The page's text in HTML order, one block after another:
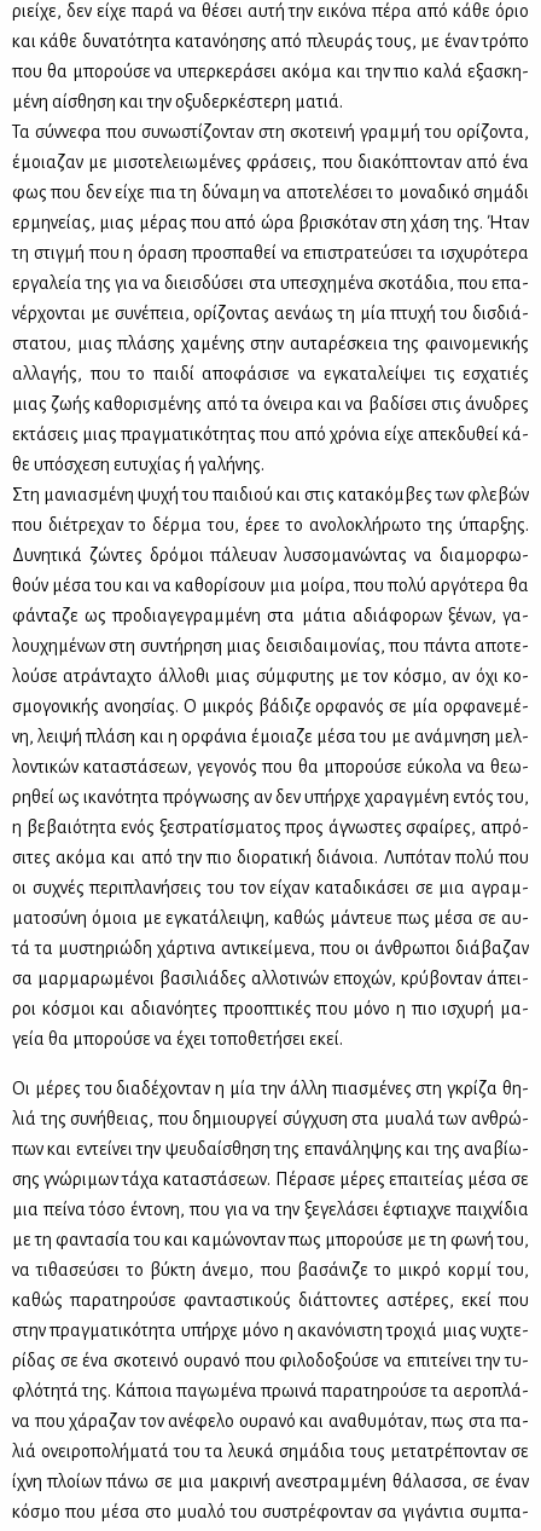
ριεί­χε, δεν εί­χε πα­ρά να θέ­σει αυ­τή την ει­κό­να πέ­ρα από κά­θε όριο
και κά­θε δυ­να­τό­τη­τα κα­τα­νό­η­σης από πλευ­ράς τους, με έναν τρό­πο
που θα μπο­ρού­σε να υπερ­κε­ρά­σει ακό­μα και την πιο κα­λά εξα­σκη­
μέ­νη αί­σθη­ση και την οξυ­δερ­κέ­στε­ρη μα­τιά.
Τα σύν­νε­φα που συ­νω­στί­ζο­νταν στη σκο­τει­νή γραμ­μή του ορί­ζο­ντα,
έμοια­ζαν με μι­σο­τε­λειω­μέ­νες φρά­σεις, που δια­κό­πτο­νταν από ένα
φως που δεν εί­χε πια τη δύ­να­μη να απο­τε­λέ­σει το μο­να­δι­κό ση­μά­δι
ερ­μη­νεί­ας, μιας μέ­ρας που από ώρα βρι­σκό­ταν στη χά­ση της. Ήταν
τη στιγ­μή που η όρα­ση προ­σπα­θεί να επι­στρα­τεύ­σει τα ισχυ­ρό­τε­ρα
ερ­γα­λεία της για να διεισ­δύ­σει στα υπε­σχη­μέ­να σκο­τά­δια, που επα­
νέρ­χο­νται με συ­νέ­πεια, ορί­ζο­ντας αε­νά­ως τη μία πτυ­χή του δισ­διά­
στα­του, μιας πλά­σης χα­μέ­νης στην αυ­τα­ρέ­σκεια της φαι­νο­με­νι­κής
αλ­λα­γής, που το παι­δί απο­φά­σι­σε να εγκα­τα­λεί­ψει τις εσχα­τιές
μιας ζω­ής κα­θο­ρι­σμέ­νης από τα όνει­ρα και να βα­δί­σει στις άνυ­δρες
εκτά­σεις μιας πραγ­μα­τι­κό­τη­τας που από χρό­νια εί­χε απεκ­δυ­θεί κά­
θε υπό­σχε­ση ευ­τυ­χί­ας ή γα­λή­νης.
Στη μα­νια­σμέ­νη ψυ­χή του παι­διού και στις κα­τα­κόμ­βες των φλε­βών
που διέ­τρε­χαν το δέρ­μα του, έρεε το ανο­λο­κλή­ρω­το της ύπαρ­ξης.
Δυ­νη­τι­κά ζώ­ντες δρό­μοι πά­λευαν λυσ­σο­μα­νώ­ντας να δια­μορ­φω­
θούν μέ­σα του και να κα­θο­ρί­σουν μια μοί­ρα, που πο­λύ αρ­γό­τε­ρα θα
φά­ντα­ζε ως προ­δια­γε­γραμ­μέ­νη στα μά­τια αδιά­φο­ρων ξέ­νων, γα­
λου­χη­μέ­νων στη συ­ντή­ρη­ση μιας δει­σι­δαι­μο­νί­ας, που πά­ντα απο­τε­
λού­σε ατρά­ντα­χτο άλ­λο­θι μιας σύμ­φυ­της με τον κό­σμο, αν όχι κο­
σμο­γο­νι­κής ανοη­σί­ας. Ο μι­κρός βά­δι­ζε ορ­φα­νός σε μία ορ­φα­νε­μέ­
νη, λει­ψή πλά­ση και η ορ­φά­νια έμοια­ζε μέ­σα του με ανά­μνη­ση μελ­
λο­ντι­κών κα­τα­στά­σε­ων, γε­γο­νός που θα μπο­ρού­σε εύ­κο­λα να θε­ω­
ρη­θεί ως ικα­νό­τη­τα πρό­γνω­σης αν δεν υπήρ­χε χα­ραγ­μέ­νη εντός του,
η βε­βαιό­τη­τα ενός ξε­στρα­τί­σμα­τος προς άγνω­στες σφαί­ρες, απρό­
σι­τες ακό­μα και από την πιο διο­ρα­τι­κή διά­νοια. Λυ­πό­ταν πο­λύ που
οι συ­χνές πε­ρι­πλα­νή­σεις του τον εί­χαν κα­τα­δι­κά­σει σε μια αγραμ­
μα­το­σύ­νη όμοια με εγκα­τά­λει­ψη, κα­θώς μά­ντευε πως μέ­σα σε αυ­
τά τα μυ­στη­ριώ­δη χάρ­τι­να αντι­κεί­με­να, που οι άν­θρω­ποι διά­βα­ζαν
σα μαρ­μα­ρω­μέ­νοι βα­σι­λιά­δες αλ­λο­τι­νών επο­χών, κρύ­βο­νταν άπει­
ροι κό­σμοι και αδια­νό­η­τες προ­ο­πτι­κές που μό­νο η πιο ισχυ­ρή μα­
γεία θα μπο­ρού­σε να έχει το­πο­θε­τή­σει εκεί.
Οι μέ­ρες του δια­δέ­χο­νταν η μία την άλ­λη πια­σμέ­νες στη γκρί­ζα θη­
λιά της συ­νή­θειας, που δη­μιουρ­γεί σύγ­χυ­ση στα μυα­λά των αν­θρώ­
πων και εντεί­νει την ψευ­δαί­σθη­ση της επα­νά­λη­ψης και της ανα­βί­ω­
σης γνώ­ρι­μων τά­χα κα­τα­στά­σε­ων. Πέ­ρα­σε μέ­ρες επαι­τεί­ας μέ­σα σε
μια πεί­να τό­σο έντο­νη, που για να την ξε­γε­λά­σει έφτια­χνε παι­χνί­δια
με τη φα­ντα­σία του και κα­μώ­νο­νταν πως μπο­ρού­σε με τη φω­νή του,
να τι­θα­σεύ­σει το βύ­κτη άνε­μο, που βα­σά­νι­ζε το μι­κρό κορ­μί του,
κα­θώς πα­ρα­τη­ρού­σε φα­ντα­στι­κούς διάτ­το­ντες αστέ­ρες, εκεί που
στην πραγ­μα­τι­κό­τη­τα υπήρ­χε μό­νο η ακα­νό­νι­στη τρο­χιά μιας νυ­χτε­
ρί­δας σε ένα σκο­τει­νό ου­ρα­νό που φι­λο­δο­ξού­σε να επι­τεί­νει την τυ­
φλό­τη­τά της. Κά­ποια πα­γω­μέ­να πρω­ι­νά πα­ρα­τη­ρού­σε τα αε­ρο­πλά­
να που χά­ρα­ζαν τον ανέ­φε­λο ου­ρα­νό και ανα­θυ­μό­ταν, πως στα πα­
λιά ονει­ρο­πο­λή­μα­τά του τα λευ­κά ση­μά­δια τους με­τα­τρέ­πο­νταν σε
ίχνη πλοί­ων πά­νω σε μια μα­κρι­νή ανε­στραμ­μέ­νη θά­λασ­σα, σε έναν
κό­σμο που μέ­σα στο μυα­λό του συ­στρέ­φο­νταν σα γι­γά­ντια συ­μπα­